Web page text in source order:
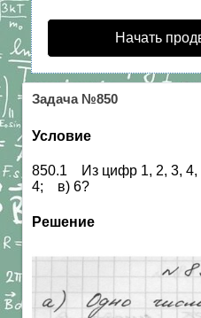
Начать
Задача №850
Условие
850.1 Из цифр 1, 2, 3, 4,
4; в) 6?
Решение